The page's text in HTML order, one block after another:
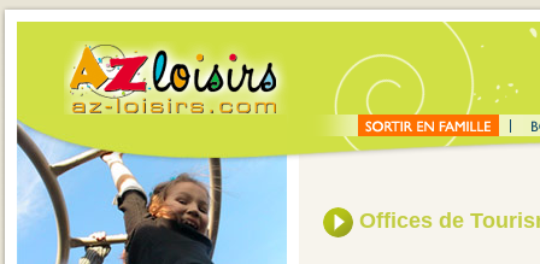
Offices de